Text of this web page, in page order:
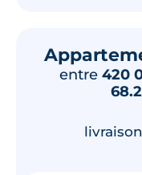
entre 420